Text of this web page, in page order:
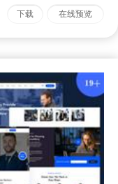
下载 在线预览